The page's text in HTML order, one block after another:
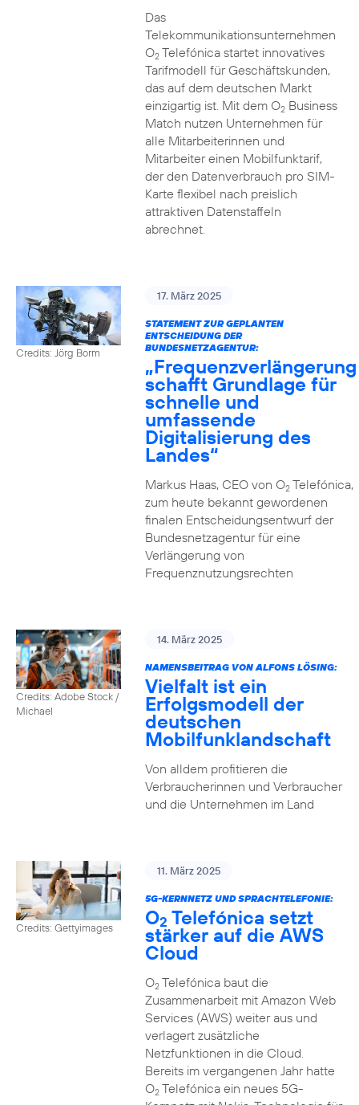
Das
Telekommunikationsunternehmen
O2Telefónica startet innovatives
Tarifmodell für Geschäftskunden,
das auf dem deutschen Markt
einzigartig ist. Mit dem O2Business
Match nutzen Unternehmen für
alle Mitarbeiterinnen und
Mitarbeiter einen Mobilfunktarif,
der den Datenverbrauch pro SIM-
Karte flexibel nach preislich
attraktiven Datenstaffeln
abrechnet.
Credits: Jörg Borm
17. März 2025
STATEMENT ZUR GEPLANTEN
ENTSCHEIDUNG DER
BUNDESNETZAGENTUR:
„Frequenzverlängerung
schafft Grundlage für
schnelle und
umfassende
Digitalisierung des
Landes“
Markus Haas, CEO von O2Telefónica,
zum heute bekannt gewordenen
finalen Entscheidungsentwurf der
Bundesnetzagentur für eine
Verlängerung von
Frequenznutzungsrechten
Credits: Adobe Stock /
Michael
14. März 2025
NAMENSBEITRAG VON ALFONS LÖSING:
Vielfalt ist ein
Erfolgsmodell der
deutschen
Mobilfunklandschaft
Von alldem profitieren die
Verbraucherinnen und Verbraucher
und die Unternehmen im Land
Credits: Gettyimages
11. März 2025
5G-KERNNETZ UND SPRACHTELEFONIE:
O2 Telefónica setzt
stärker auf die AWS
Cloud
O2Telefónica baut die
Zusammenarbeit mit Amazon Web
Services (AWS) weiter aus und
verlagert zusätzliche
Netzfunktionen in die Cloud.
Bereits im vergangenen Jahr hatte
O2Telefónica ein neues 5G-